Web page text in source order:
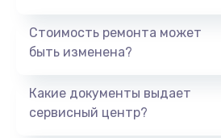
Стоимость ремонта может
быть изменена?
Какие документы выдает
сервисный центр?